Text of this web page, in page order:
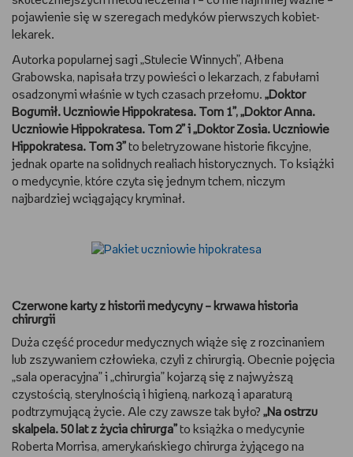
pojawienie się w szeregach medyków pierwszych kobiet-
lekarek.
Autorka popularnej sagi „Stulecie Winnych”, Ałbena
Grabowska, napisała trzy powieści o lekarzach, z fabułami
osadzonymi właśnie w tych czasach przełomu. „Doktor
Bogumił. Uczniowie Hippokratesa. Tom 1”, „Doktor Anna.
Uczniowie Hippokratesa. Tom 2” i „Doktor Zosia. Uczniowie
Hippokratesa. Tom 3” to beletryzowane historie fikcyjne,
jednak oparte na solidnych realiach historycznych. To książki
o medycynie, które czyta się jednym tchem, niczym
najbardziej wciągający kryminał.
Czerwone karty z historii medycyny – krwawa historia
chirurgii
Duża część procedur medycznych wiąże się z rozcinaniem
lub zszywaniem człowieka, czyli z chirurgią. Obecnie pojęcia
„sala operacyjna” i „chirurgia” kojarzą się z najwyższą
czystością, sterylnością i higieną, narkozą i aparaturą
podtrzymującą życie. Ale czy zawsze tak było? „Na ostrzu
skalpela. 50 lat z życia chirurga” to książka o medycynie
Roberta Morrisa, amerykańskiego chirurga żyjącego na